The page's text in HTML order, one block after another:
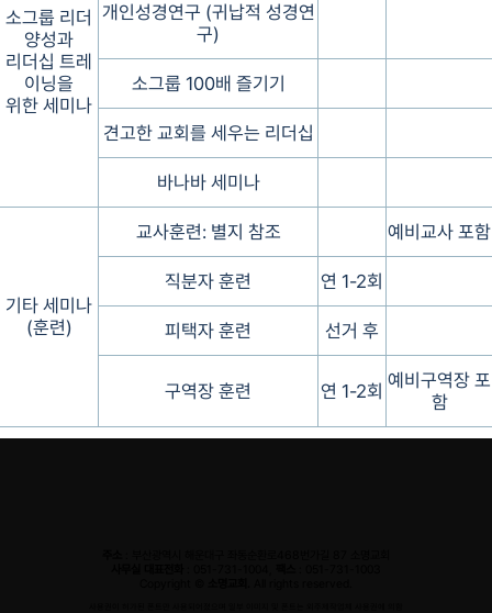
소그룹 리더
양성과
리더십 트레
이닝을
위한 세미나
개인성경연구 (귀납적 성경연
구)
소그룹 100배 즐기기
견고한 교회를 세우는 리더십
바나바 세미나
기타 세미나
(훈련)
교사훈련: 별지 참조 예비교사 포함
직분자 훈련 연 1-2회
피택자 훈련 선거 후
구역장 훈련 연 1-2회 예비구역장 포
함